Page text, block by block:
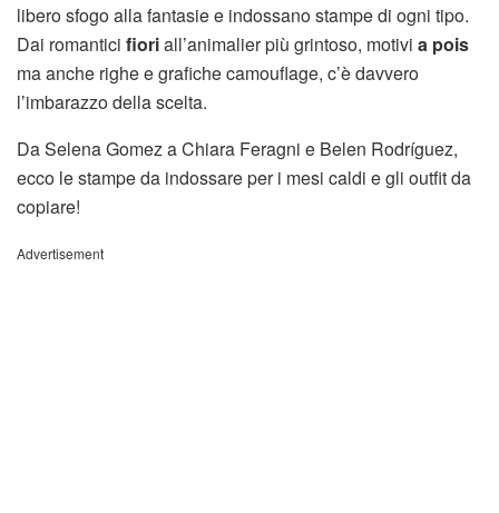
libero sfogo alla fantasie e indossano stampe di ogni tipo.
Dai romantici fioriall’animalier più grintoso, motivi a pois
ma anche righe e grafiche camouflage, c’è davvero
l’imbarazzo della scelta.
Da Selena Gomez a Chiara Feragni e Belen Rodríguez,
ecco le stampe da indossare per i mesi caldi e gli outfit da
copiare!
Advertisement